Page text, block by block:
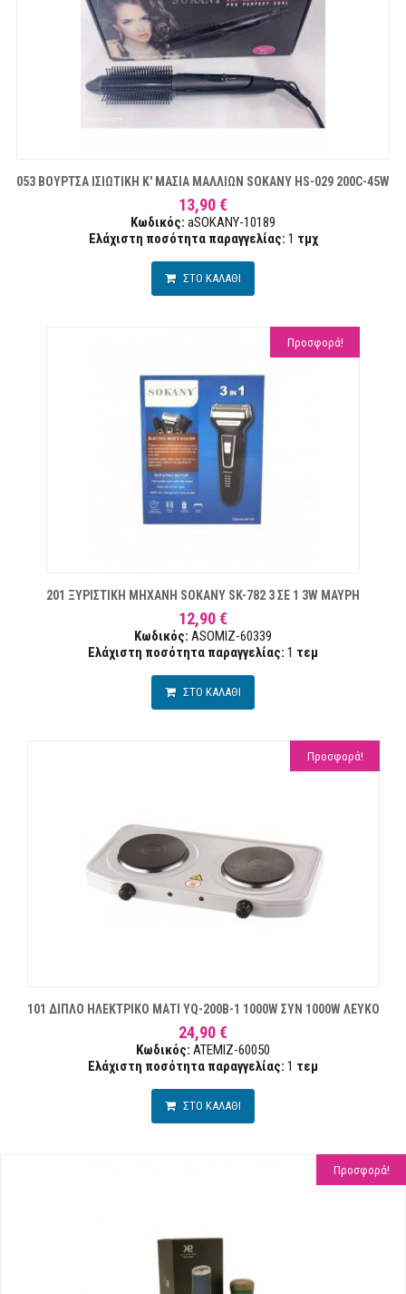
053 ΒΟΥΡΤΣΑ ΙΣΙΩΤΙΚΗ Κ' ΜΑΣΙΑ ΜΑΛΛΙΩΝ SOKANY HS-029 200C-45W
13,90 €
Κωδικός: aSOKANY-10189
Ελάχιστη ποσότητα παραγγελίας: 1 τμχ
ΣΤΟ ΚΑΛΑΘΙ
Προσφορά!
201 ΞΥΡΙΣΤΙΚΗ ΜΗΧΑΝΗ SOKANY SK-782 3 ΣΕ 1 3W ΜΑΥΡΗ
12,90 €
Κωδικός: ASOMIZ-60339
Ελάχιστη ποσότητα παραγγελίας: 1 τεμ
ΣΤΟ ΚΑΛΑΘΙ
Προσφορά!
101 ΔΙΠΛΟ ΗΛΕΚΤΡΙΚΟ ΜΑΤΙ YQ-200B-1 1000W ΣΥΝ 1000W ΛΕΥΚΟ
24,90 €
Κωδικός: ATEMIZ-60050
Ελάχιστη ποσότητα παραγγελίας: 1 τεμ
ΣΤΟ ΚΑΛΑΘΙ
Προσφορά!